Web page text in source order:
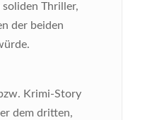
Thriller,
der beiden
Krimi-Story
dem dritten,